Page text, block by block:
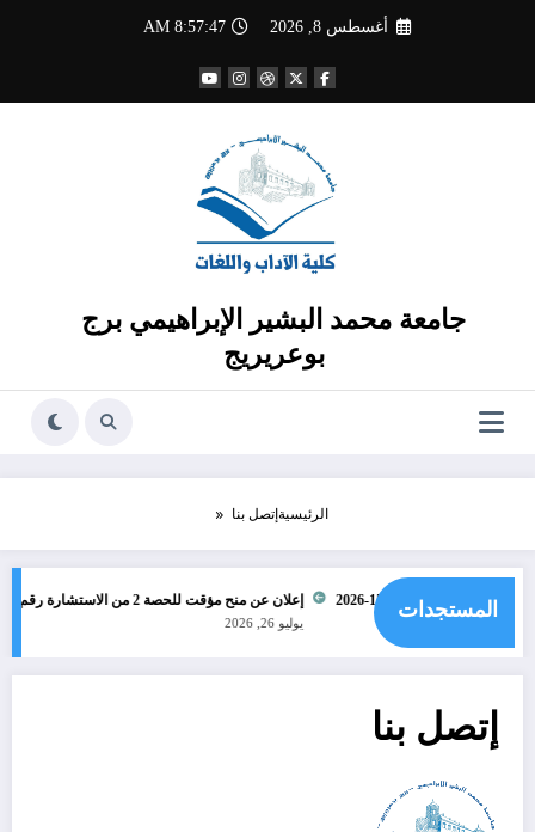
أغسطس 8, 2026 8:57:47 AM
جامعة محمد البشير الإبراهيمي برج
بوعريريج
الرئيسية إتصل بنا
المستجدات
للاستشارة رقم 15-2026 إعلان عن منح مؤقت للحصة 2 من الاستشارة رقم 13-2026
يوليو 26, 2026
إتصل بنا